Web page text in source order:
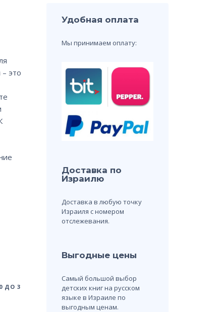
это
ДО 3
Удобная оплата
Мы принимаем оплату:
Доставка по
Израилю
Доставка в любую точку
Израиля с номером
отслежевания.
Выгодные цены
Самый большой выбор
детских книг на русском
языке в Израиле по
выгодным ценам.